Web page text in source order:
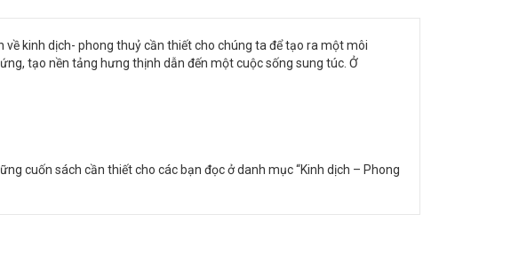
về kinh dịch- phong thuỷ cần thiết cho chúng ta để tạo ra một môi
tạo nền tảng hưng thịnh dẫn đến một cuộc sống sung túc. Ở
cuốn sách cần thiết cho các bạn đọc ở danh mục “Kinh dịch – Phong